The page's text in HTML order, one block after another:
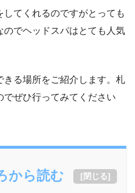
てくれるのですがとっても
でヘッドスパはとても人気
る場所をご紹介します。札
ぜひ行ってみてください
から読む [閉じる]